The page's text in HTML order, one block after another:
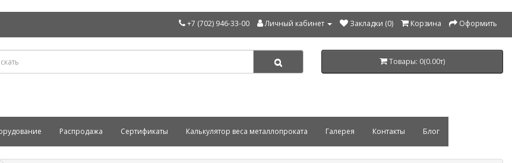
+7 (702) 946-33-00 Личный кабинет Закладки (0) Корзина Оформить
Товары: 0(0.00т)
Распродажа Сертификаты Калькулятор веса металлопроката Галерея Контакты Блог